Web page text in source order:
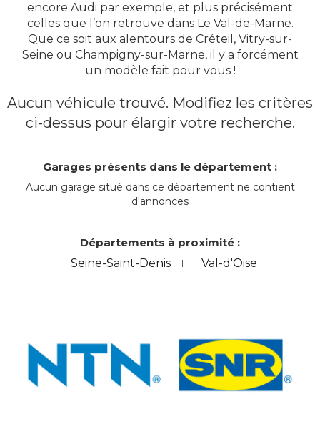
encore Audi par exemple, et plus précisément
celles que l’on retrouve dans Le Val-de-Marne.
Que ce soit aux alentours de Créteil, Vitry-sur-
Seine ou Champigny-sur-Marne, il y a forcément
un modèle fait pour vous !
Aucun véhicule trouvé. Modifiez les critères
ci-dessus pour élargir votre recherche.
Garages présents dans le département :
Aucun garage situé dans ce département ne contient
d'annonces
Départements à proximité :
Seine-Saint-Denis
Val-d'Oise